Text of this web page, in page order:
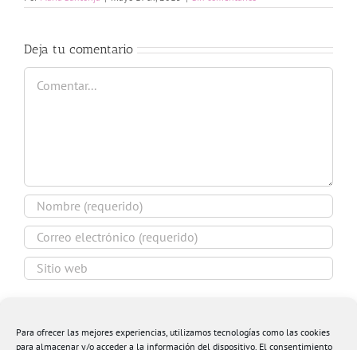
Para ofrecer las mejores experiencias, utilizamos tecnologías como las cookies
para almacenar y/o acceder a la información del dispositivo. El consentimiento
Deja tu comentario
Comentar
navegador para la próxima vez que comente.